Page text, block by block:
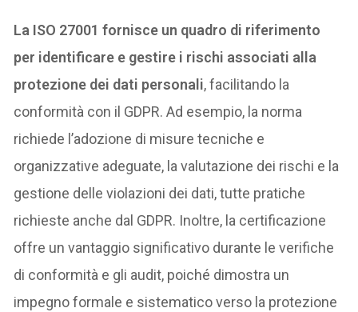
La ISO 27001 fornisce un quadro di riferimento
per identificare e gestire i rischi associati alla
protezione dei dati personali, facilitando la
conformità con il GDPR. Ad esempio, la norma
richiede l’adozione di misure tecniche e
organizzative adeguate, la valutazione dei rischi e la
gestione delle violazioni dei dati, tutte pratiche
richieste anche dal GDPR. Inoltre, la certificazione
offre un vantaggio significativo durante le verifiche
di conformità e gli audit, poiché dimostra un
impegno formale e sistematico verso la protezione